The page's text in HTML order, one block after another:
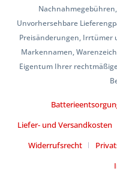
Unvorhersehbare
Preisänderungen, Irrtümer
Markennamen,
Eigentum Ihrer
Liefer- und Versandkosten
Widerrufsrecht